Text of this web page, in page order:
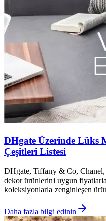
DHgate Üzerinde Lüks
Çeşitleri Listesi
DHgate, Tiffany & Co,
dekor ürünlerini uygun
koleksiyonlarla zenginleşen
Daha fazla bilgi edinin